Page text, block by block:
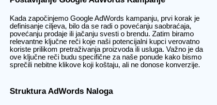
Kada započinjemo Google AdWords kampanju, prvi korak je
definisanje ciljeva, bilo da se radi o povećanju saobraćaja,
povećanju prodaje ili jačanju svesti o brendu. Zatim biramo
relevantne ključne reči koje naši potencijalni kupci verovatno
koriste prilikom pretraživanja proizvoda ili usluga. Važno je da
ove ključne reči budu specifične za naše ponude kako bismo
sprečili nebitne klikove koji koštaju, ali ne donose konverzije.
Struktura AdWords Naloga